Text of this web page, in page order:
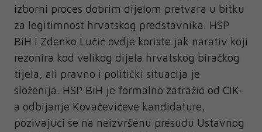
izborni proces dobrim dijelom pretvara u bitku
za legitimnost hrvatskog predstavnika. HSP
BiH i Zdenko Lučić ovdje koriste jak narativ koji
rezonira kod velikog dijela hrvatskog biračkog
tijela, ali pravno i politički situacija je
složenija. HSP BiH je formalno zatražio od CIK-
a odbijanje Kovačevićeve kandidature,
pozivajući se na neizvršenu presudu Ustavnog